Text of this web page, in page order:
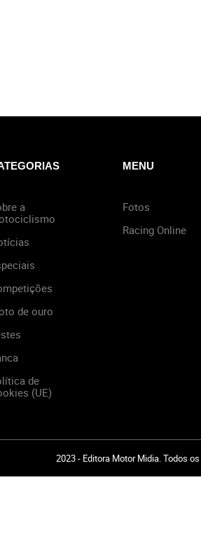
a
de ouro
de
(UE)
MENU
Fotos
Racing Online
2023 - Editora Motor Midia. Todos os